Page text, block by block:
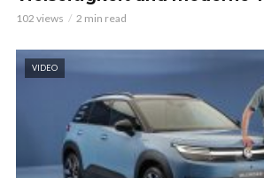
102 views 2 min read
VIDEO